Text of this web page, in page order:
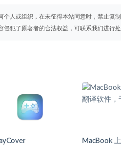
人或组织，在未征得本站同意时，禁止复制
犯了原著者的合法权益，可联系我们进行处
MacBook